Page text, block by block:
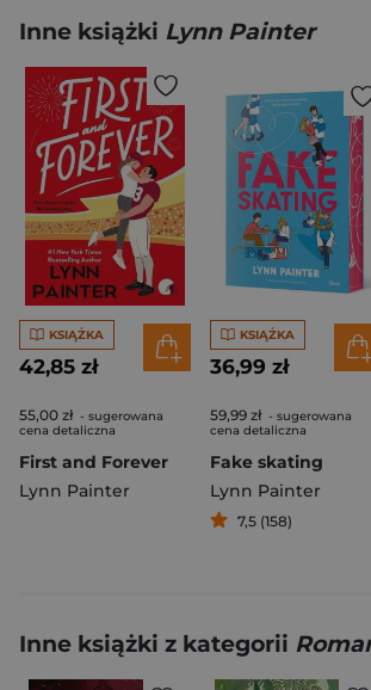
Inne książki Lynn Painter
KSIĄŻKA
42,85 zł
55,00 zł - sugerowana
cena detaliczna
First and Forever
Lynn Painter
KSIĄŻKA
36,99 zł
59,99 zł - sugerowana
cena detaliczna
Fake skating
Lynn Painter
7,5 (158)
Inne książki z kategorii